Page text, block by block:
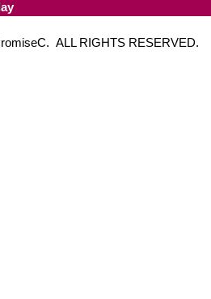
ALL RIGHTS RESERVED.